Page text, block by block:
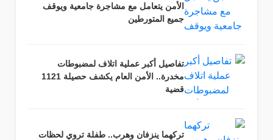
الأمن يتعامل مع مشاجرة جامعية ويوقف
جميع المتورطين
تفاصيل أكبر عملية اتلاف لمضبوطات
مخدرة.. الأمن العام يكشف حصيلة 1121
قضية
تركهما ينزفان وهرب.. طفلة تروي لحظات